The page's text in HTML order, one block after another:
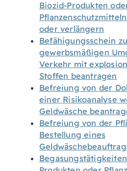
Biozid-Produkten
oder verlängern
Befähigungsschein
gewerbsmäßigen
Verkehr mit
Stoffen beantragen
Befreiung von der
einer Risikoanalyse
Geldwäsche
Befreiung von der
Bestellung eines